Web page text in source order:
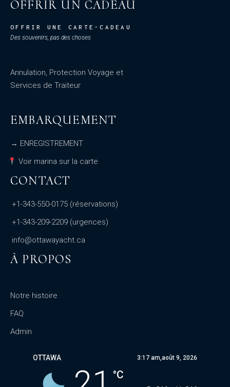
OFFRIR UN CADEAU
OFFRIR UNE CARTE-CADEAU
Des souvenirs, pas des choses
Annulation, Protection Voyage et
Services de Traiteur
EMBARQUEMENT
→ ENREGISTREMENT
Voir marina sur la carte
CONTACT
+1-343-550-0175 (réservations)
+1-343-209-2209 (urgences)
info@ottawayacht.ca
À PROPOS
Notre histoire
FAQ
Admin
OTTAWA 3:17 am,août 9, 2026
°C